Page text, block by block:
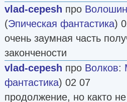
vlad-cepesh про
(Эпическая фантастика)
очень заумная часть
закончености
vlad-cepesh про Волков:
фантастика) 02 07
продолжение, но както